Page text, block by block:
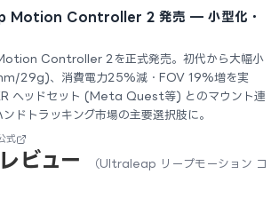
Motion Controller 2 発売 — 小型化・
Controller 2を正式発売。初代から大幅小
29g)、消費電力25%減・FOV 19%増を実
ヘッドセット (Meta Quest等) とのマウント連
ドトラッキング市場の主要選択肢に。
式
ビュー （Ultraleap リープモーション コ